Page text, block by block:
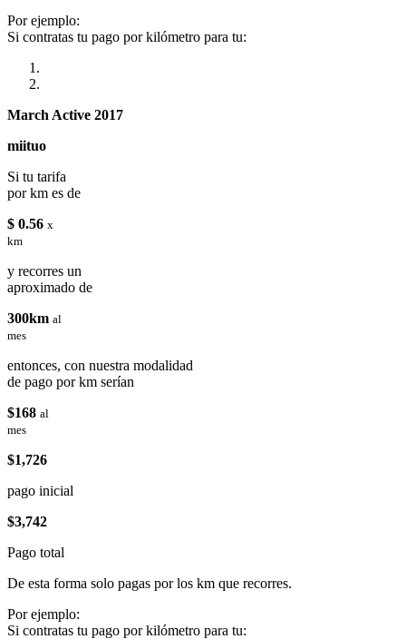
Por ejemplo:
Si contratas tu pago por kilómetro para tu:
March Active 2017
miituo
Si tu tarifa
por km es de
$ 0.56 x
km
y recorres un
aproximado de
300km al
mes
entonces, con nuestra modalidad
de pago por km serían
$168 al
mes
$1,726
pago inicial
$3,742
Pago total
De esta forma solo pagas por los km que recorres.
Por ejemplo:
Si contratas tu pago por kilómetro para tu: